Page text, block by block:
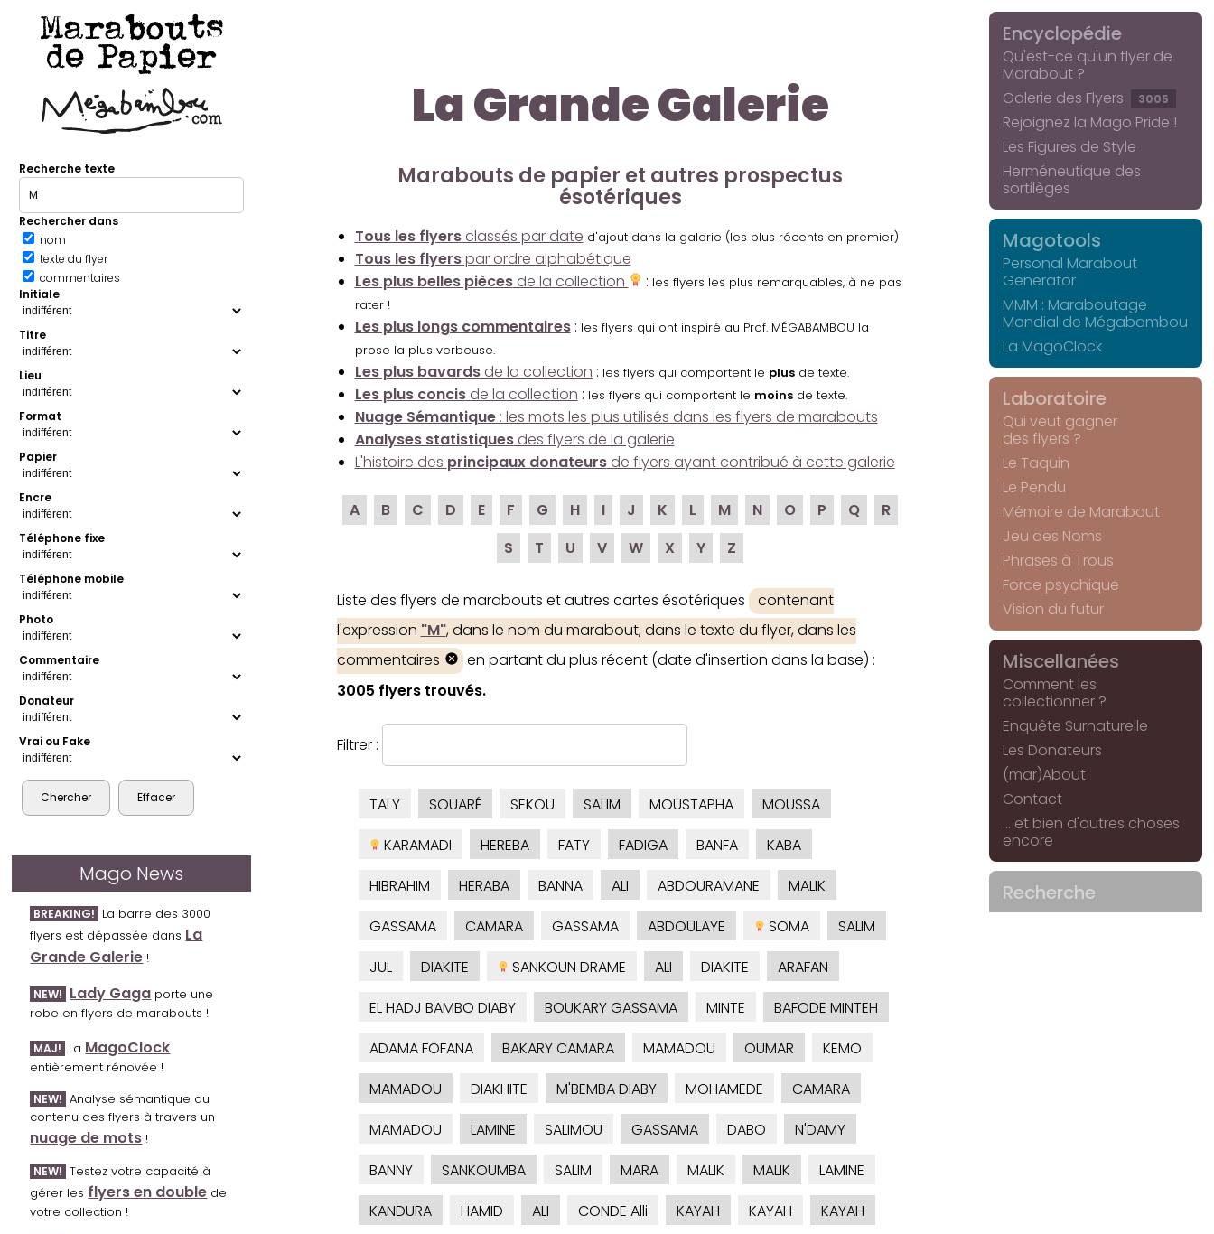
Marabouts
de Papier
Recherche texte
Rechercher dans
nom
texte du flyer
commentaires
Initiale
Titre
Lieu
Format
Papier
Encre
Téléphone fixe
Téléphone mobile
Photo
Commentaire
Donateur
Vrai ou Fake
Mago News
BREAKING! La barre des 3000
flyers est dépassée dans La
Grande Galerie !
NEW! Lady Gaga porte une
robe en flyers de marabouts !
MAJ! La MagoClock
entièrement rénovée !
NEW! Analyse sémantique du
contenu des flyers à travers un
nuage de mots !
NEW! Testez votre capacité à
gérer les flyers en double de
votre collection !
La Grande Galerie
Marabouts de papier et autres prospectus
ésotériques
Tous les flyersclassés par date d'ajout dans la galerie (les plus récents en premier)
Tous les flyerspar ordre alphabétique
Les plus belles piècesde la collection : les flyers les plus remarquables, à ne pas
rater !
Les plus longs commentaires: les flyers qui ont inspiré au Prof. MÉGABAMBOU la
prose la plus verbeuse.
Les plus bavardsde la collection : les flyers qui comportent le plusde texte.
Les plus concisde la collection : les flyers qui comportent le moinsde texte.
Nuage Sémantique: les mots les plus utilisés dans les flyers de marabouts
Analyses statistiquesdes flyers de la galerie
L'histoire des principaux donateursde flyers ayant contribué à cette galerie
A B C D E F G H I J K L M N O P Q
R
S
T U V W X Y Z
Liste des flyers de marabouts et autres cartes ésotériques
contenant
l'expression "M", dans le nom du marabout, dans le texte du flyer, dans les
commentaires
en partant du plus récent (date d'insertion dans la base) :
3005 flyers trouvés.
Filtrer :
TALY SOUARÉ SEKOU SALIM MOUSTAPHA
MOUSSA
KARAMADI
HEREBA FATY FADIGA BANFA
KABA
HIBRAHIM
HERABA BANNA ALI ABDOURAMANE
MALIK
GASSAMA
CAMARA GASSAMA ABDOULAYE SOMA
SALIM
JUL
DIAKITE SANKOUN DRAME ALI DIAKITE
ARAFAN
EL HADJ BAMBO DIABY
BOUKARY GASSAMA MINTE
BAFODE MINTEH
ADAMA FOFANA
BAKARY CAMARA MAMADOU OUMAR
KEMO
MAMADOU
DIAKHITE M'BEMBA DIABY MOHAMEDE
CAMARA
MAMADOU
LAMINE SALIMOU GASSAMA DABO
N'DAMY
BANNY
SANKOUMBA SALIM MARA MALIK MALIK
LAMINE
KANDURA
HAMID ALI CONDE Alli KAYAH KAYAH
KAYAH
Encyclopédie
Qu'est-ce qu'un flyer de
Marabout ?
Galerie des Flyers
3005
Rejoignez la Mago Pride !
Les Figures de Style
Herméneutique des
sortilèges
Magotools
Personal Marabout
Generator
MMM : Maraboutage
Mondial de Mégabambou
La MagoClock
Laboratoire
Qui veut gagner
des flyers ?
Le Taquin
Le Pendu
Mémoire de Marabout
Jeu des Noms
Phrases à Trous
Force psychique
Vision du futur
Miscellanées
Comment les
collectionner ?
Enquête Surnaturelle
Les Donateurs
(mar)About
Contact
... et bien d'autres choses
encore
Recherche